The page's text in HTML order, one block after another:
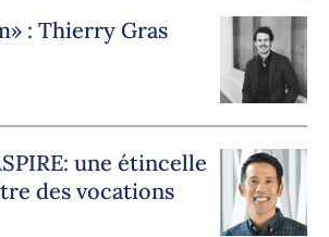
: Thierry Gras
une étincelle
des vocations